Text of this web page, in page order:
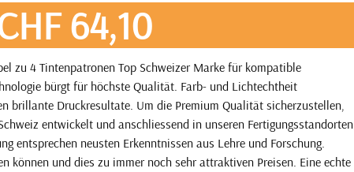
64,10
zu 4 Tintenpatronen Top Schweizer Marke für kompatible
bürgt für höchste Qualität. Farb- und Lichtechtheit
brillante Druckresultate. Um die Premium Qualität sicherzustellen,
entwickelt und anschliessend in unseren Fertigungsstandorten
entsprechen neusten Erkenntnissen aus Lehre und Forschung.
und dies zu immer noch sehr attraktiven Preisen. Eine echte